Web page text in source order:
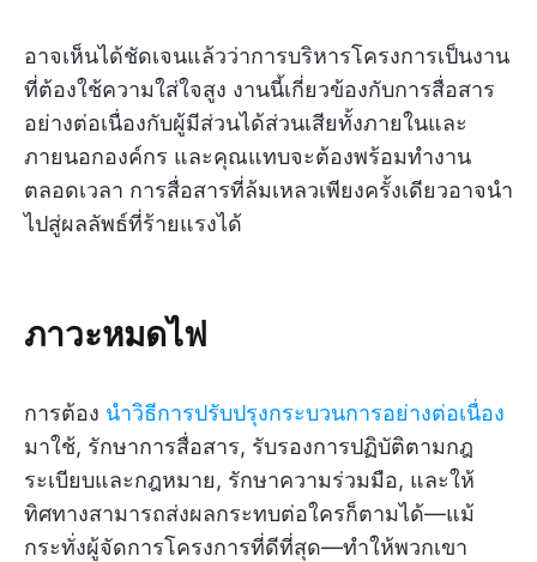
อาจเห็นได้ชัดเจนแล้วว่าการบริหารโครงการเป็นงาน
ที่ต้องใช้ความใส่ใจสูง งานนี้เกี่ยวข้องกับการสื่อสาร
อย่างต่อเนื่องกับผู้มีส่วนได้ส่วนเสียทั้งภายในและ
ภายนอกองค์กร และคุณแทบจะต้องพร้อมทำงาน
ตลอดเวลา การสื่อสารที่ล้มเหลวเพียงครั้งเดียวอาจนำ
ไปสู่ผลลัพธ์ที่ร้ายแรงได้
ภาวะหมดไฟ
การต้อง นำวิธีการปรับปรุงกระบวนการอย่างต่อเนื่อง
มาใช้, รักษาการสื่อสาร, รับรองการปฏิบัติตามกฎ
ระเบียบและกฎหมาย, รักษาความร่วมมือ, และให้
ทิศทางสามารถส่งผลกระทบต่อใครก็ตามได้—แม้
กระทั่งผู้จัดการโครงการที่ดีที่สุด—ทำให้พวกเขา